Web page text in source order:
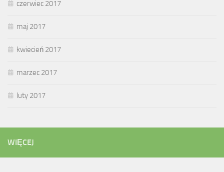
czerwiec 2017
maj 2017
kwiecień 2017
marzec 2017
luty 2017
WIĘCEJ